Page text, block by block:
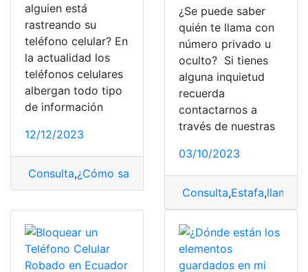
alguien está
rastreando su
teléfono celular? En
la actualidad los
teléfonos celulares
albergan todo tipo
de información
12/12/2023
Consulta,¿Cómo saber? Rastrear,teléfono
¿Se puede saber
quién te llama con
número privado u
oculto? Si tienes
alguna inquietud
recuerda
contactarnos a
través de nuestras
03/10/2023
Consulta,Estafa,